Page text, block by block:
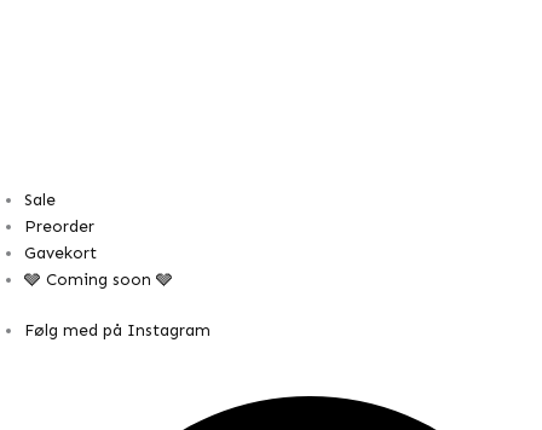
Sale
Preorder
Gavekort
🩶 Coming soon 🩶
Følg med på Instagram